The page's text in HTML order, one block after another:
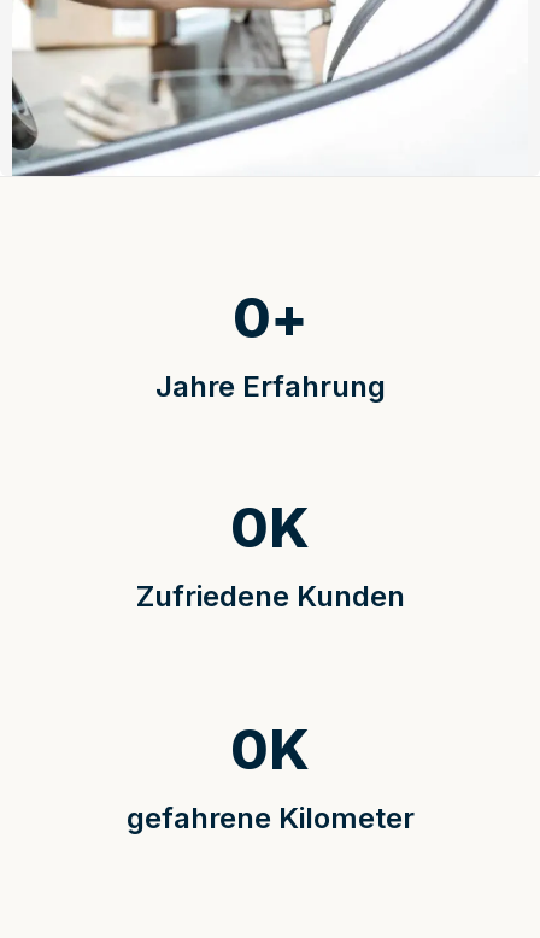
Jahre Erfahrung
0+
Zufriedene Kunden
0K
gefahrene Kilometer
0K